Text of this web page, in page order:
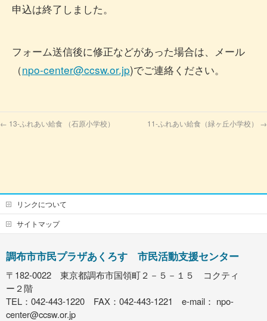
申込は終了しました。
フォーム送信後に修正などがあった場合は、メール
（npo-center@ccsw.or.jp)でご連絡ください。
← 13-ふれあい給食 （石原小学校） 11-ふれあい給食（緑ヶ丘小学校） →
リンクについて
サイトマップ
調布市市民プラザあくろす 市民活動支援センター
〒182-0022 東京都調布市国領町２－５－１５ コクティ
ー２階
TEL：042-443-1220 FAX：042-443-1221 e-mail： npo-
center@ccsw.or.jp